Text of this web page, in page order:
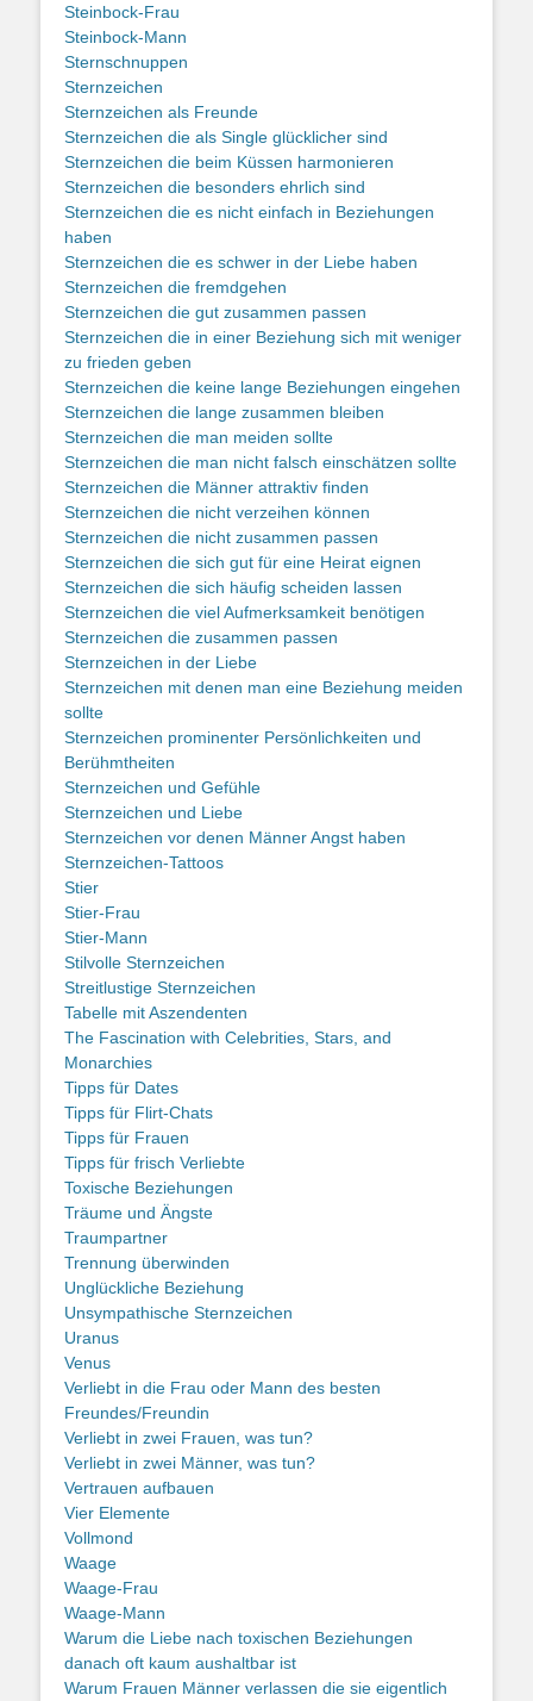
Steinbock-Frau
Steinbock-Mann
Sternschnuppen
Sternzeichen
Sternzeichen als Freunde
Sternzeichen die als Single glücklicher sind
Sternzeichen die beim Küssen harmonieren
Sternzeichen die besonders ehrlich sind
Sternzeichen die es nicht einfach in Beziehungen
haben
Sternzeichen die es schwer in der Liebe haben
Sternzeichen die fremdgehen
Sternzeichen die gut zusammen passen
Sternzeichen die in einer Beziehung sich mit weniger
zu frieden geben
Sternzeichen die keine lange Beziehungen eingehen
Sternzeichen die lange zusammen bleiben
Sternzeichen die man meiden sollte
Sternzeichen die man nicht falsch einschätzen sollte
Sternzeichen die Männer attraktiv finden
Sternzeichen die nicht verzeihen können
Sternzeichen die nicht zusammen passen
Sternzeichen die sich gut für eine Heirat eignen
Sternzeichen die sich häufig scheiden lassen
Sternzeichen die viel Aufmerksamkeit benötigen
Sternzeichen die zusammen passen
Sternzeichen in der Liebe
Sternzeichen mit denen man eine Beziehung meiden
sollte
Sternzeichen prominenter Persönlichkeiten und
Berühmtheiten
Sternzeichen und Gefühle
Sternzeichen und Liebe
Sternzeichen vor denen Männer Angst haben
Sternzeichen-Tattoos
Stier
Stier-Frau
Stier-Mann
Stilvolle Sternzeichen
Streitlustige Sternzeichen
Tabelle mit Aszendenten
The Fascination with Celebrities, Stars, and
Monarchies
Tipps für Dates
Tipps für Flirt-Chats
Tipps für Frauen
Tipps für frisch Verliebte
Toxische Beziehungen
Träume und Ängste
Traumpartner
Trennung überwinden
Unglückliche Beziehung
Unsympathische Sternzeichen
Uranus
Venus
Verliebt in die Frau oder Mann des besten
Freundes/Freundin
Verliebt in zwei Frauen, was tun?
Verliebt in zwei Männer, was tun?
Vertrauen aufbauen
Vier Elemente
Vollmond
Waage
Waage-Frau
Waage-Mann
Warum die Liebe nach toxischen Beziehungen
danach oft kaum aushaltbar ist
Warum Frauen Männer verlassen die sie eigentlich